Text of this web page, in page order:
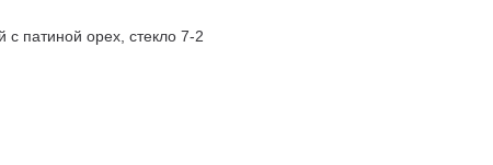
патиной орех, стекло 7-2